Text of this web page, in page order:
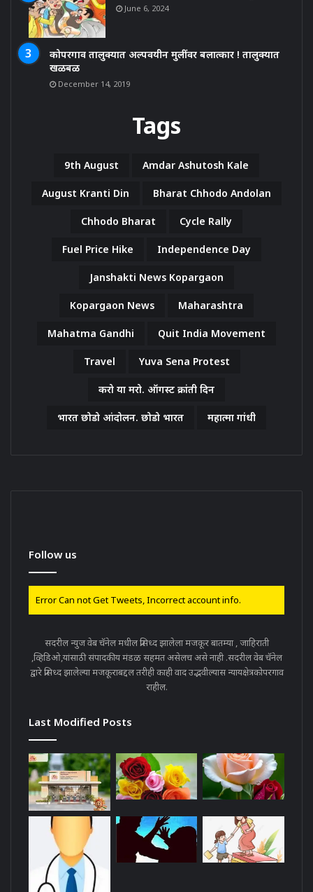
June 6, 2024
कोपरगाव तालुक्यात अल्पवयीन मुलींवर बलात्कार ! तालुक्यात
खळबळ
December 14, 2019
Tags
9th August Amdar Ashutosh Kale
August Kranti Din Bharat Chhodo Andolan
Chhodo Bharat Cycle Rally
Fuel Price Hike Independence Day
Janshakti News Kopargaon
Kopargaon News Maharashtra
Mahatma Gandhi Quit India Movement
Travel Yuva Sena Protest
करो या मरो. ऑगस्ट क्रांती दिन
भारत छोडो आंदोलन. छोडो भारत महात्मा गांधी
Follow us
Error Can not Get Tweets, Incorrect account info.
सदरील न्युज वेब चॅनेल मधील प्रसिध्द झालेला मजकूर बातम्या , जाहिराती
,व्हिडिओ,यांसाठी संपादकीय मंडळ सहमत असेलच असे नाही .सदरील वेब चॅनेल
द्वारे प्रसिध्द झालेल्या मजकूराबद्दल तरीही काही वाद उद्भवील्यास न्यायक्षेत्रकोपरगाव
राहील.
Last Modified Posts